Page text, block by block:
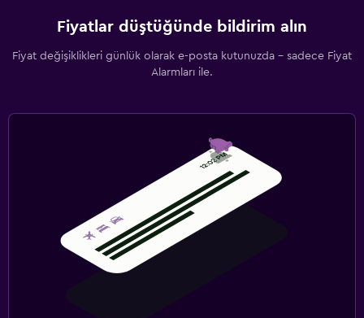
Fiyatlar düştüğünde bildirim alın
Fiyat değişiklikleri günlük olarak e-posta kutunuzda - sadece Fiyat
Alarmları ile.